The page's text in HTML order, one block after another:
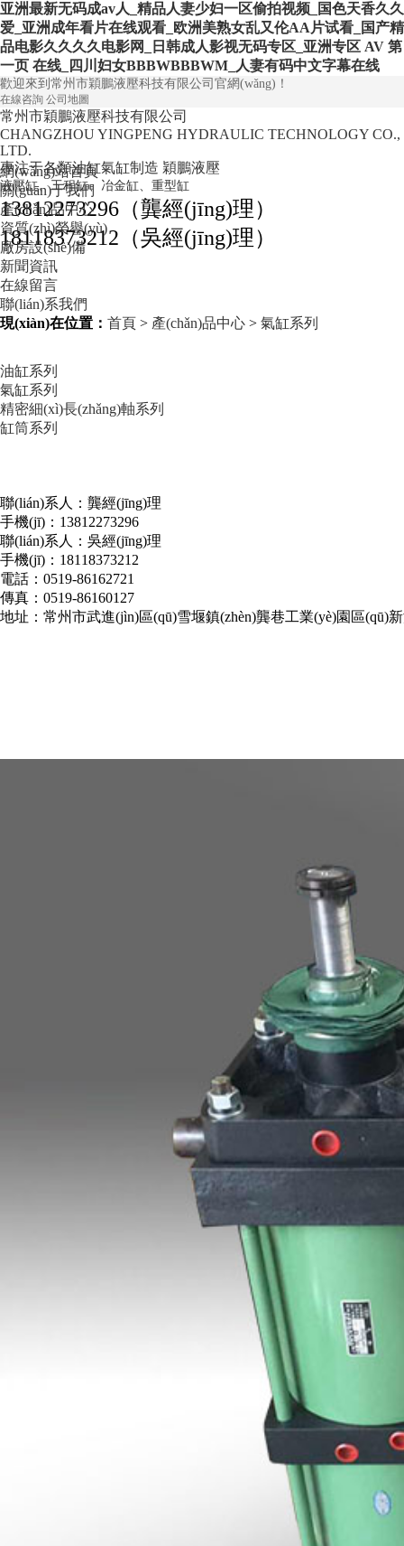
亚洲最新无码成av人_精品人妻少妇一区偷拍视频_国色天香久久
爱_亚洲成年看片在线观看_欧洲美熟女乱又伦AA片试看_国产精
品电影久久久久电影网_日韩成人影视无码专区_亚洲专区 AV 第
一页 在线_四川妇女BBBWBBBWM_人妻有码中文字幕在线
歡迎來到常州市穎鵬液壓科技有限公司官網(wǎng)！
在線咨詢 公司地圖
常州市穎鵬液壓科技有限公司
CHANGZHOU YINGPENG HYDRAULIC TECHNOLOGY CO.,
LTD.
專注于各類油缸氣缸制造 穎鵬液壓
液壓缸、工程缸、冶金缸、重型缸
13812273296（龔經(jīng)理）
18118373212（吳經(jīng)理）
網(wǎng)站首頁
關(guān)于我們
產(chǎn)品中心
資質(zhì)榮譽(yù)
廠房設(shè)備
新聞資訊
在線留言
聯(lián)系我們
現(xiàn)在位置： 首頁 > 產(chǎn)品中心 > 氣缸系列
油缸系列
氣缸系列
精密細(xì)長(zhǎng)軸系列
缸筒系列
聯(lián)系人：龔經(jīng)理
手機(jī)：13812273296
聯(lián)系人：吳經(jīng)理
手機(jī)：18118373212
電話：0519-86162721
傳真：0519-86160127
地址：常州市武進(jìn)區(qū)雪堰鎮(zhèn)龔巷工業(yè)園區(qū)